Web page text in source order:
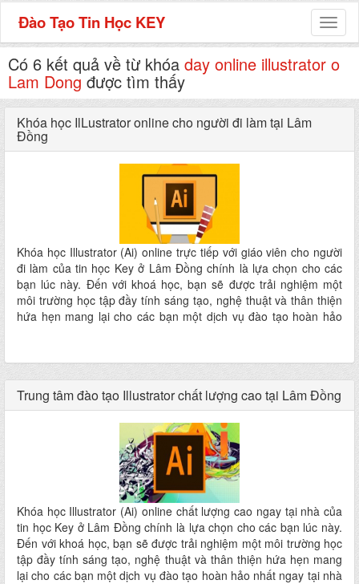
Đào Tạo Tin Học KEY
Có 6 kết quả về từ khóa day online illustrator o
Lam Dong được tìm thấy
Khóa học IlLustrator online cho người đi làm tại Lâm
Đồng
Khóa học Illustrator (Ai) online trực tiếp với giáo viên cho người
đi làm của tin học Key ở Lâm Đồng chính là lựa chọn cho các
bạn lúc này. Đến với khoá học, bạn sẽ được trải nghiệm một
môi trường học tập đầy tính sáng tạo, nghệ thuật và thân thiện
hứa hẹn mang lại cho các bạn một dịch vụ đào tạo hoàn hảo
Trung tâm đào tạo Illustrator chất lượng cao tại Lâm Đồng
Khóa học Illustrator (Ai) online chất lượng cao ngay tại nhà của
tin học Key ở Lâm Đồng chính là lựa chọn cho các bạn lúc này.
Đến với khoá học, bạn sẽ được trải nghiệm một môi trường học
tập đầy tính sáng tạo, nghệ thuật và thân thiện hứa hẹn mang
lại cho các bạn một dịch vụ đào tạo hoàn hảo nhất ngay tại nhà